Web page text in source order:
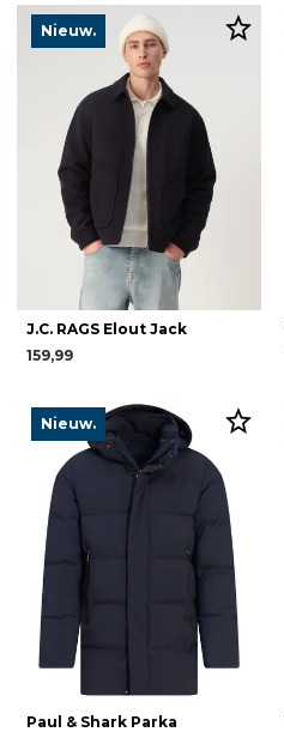
Nieuw.
J.C. RAGS Elout Jack
159,99
Nieuw.
Paul & Shark Parka